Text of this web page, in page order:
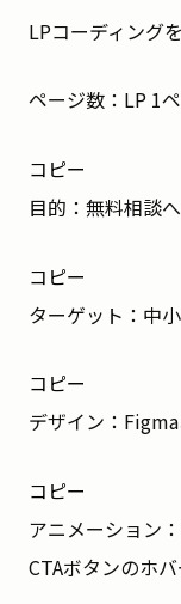
LPコーディング
ページ数：LP 1
コピー
目的：無料相談
コピー
ターゲット：中
コピー
デザイン：Figma
コピー
アニメーション
CTAボタンのホバ